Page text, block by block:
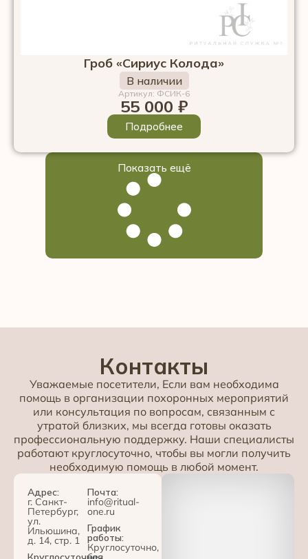
Гроб «Сириус Колода»
В наличии
Артикул: ФСИК-6
55 000 ₽
Подробнее
Показать ещё
Контакты
Уважаемые посетители, Если вам необходима
помощь в организации похоронных мероприятий
или консультация по вопросам, связанным с
утратой близких, мы всегда готовы оказать
профессиональную поддержку. Наши специалисты
работают круглосуточно, чтобы вы могли получить
необходимую помощь в любой момент.
Адрес:
г. Санкт-
Петербург,
ул.
Ильюшина,
д. 14, стр. 1
Почта:
info@ritual-
one.ru
График
работы:
Круглосуточно,